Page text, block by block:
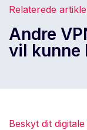
Relaterede
Andre
vil kunne
Beskyt dit